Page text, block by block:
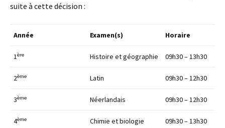
suite à cette décision :
Année Examen(s) Horaire
1ère Histoire et géographie 09h30 – 13h30
2ème Latin 09h30 – 12h30
3ème Néerlandais 09h30 – 12h30
4ème Chimie et biologie 09h30 – 13h30